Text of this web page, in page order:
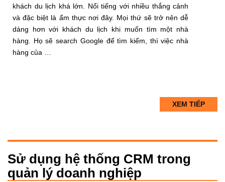
khách du lịch khá lớn. Nổi tiếng với nhiều thắng cảnh
và đặc biệt là ẩm thực nơi đây. Mọi thứ sẽ trở nên dễ
dàng hơn với khách du lịch khi muốn tìm một nhà
hàng. Họ sẽ search Google để tìm kiếm, thì việc nhà
hàng của …
XEM TIẾP
Sử dụng hệ thống CRM trong
quản lý doanh nghiệp